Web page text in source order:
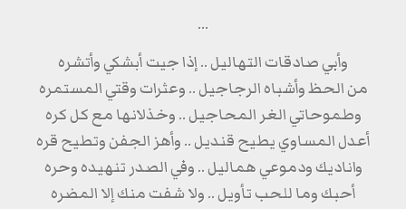
...
وأبي صادقات التهاليل .. إذا جيت أبشكي وأتشره
من الحظ وأشباه الرجاجيل .. وعثرات وقتي المستمره
وطموحاتي الغر المحاجيل .. وخذلانها مع كل كره
أعدل المساوي يطيح قنديل .. وأهز الجفن وتطيح قره
واناديك ودموعي هماليل .. وفي الصدر تنهيده وحره
أحبك وما للحب تأويل .. ولا شفت منك إلا المضره